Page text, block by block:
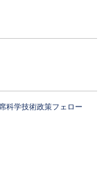
科学技術政策フェロー